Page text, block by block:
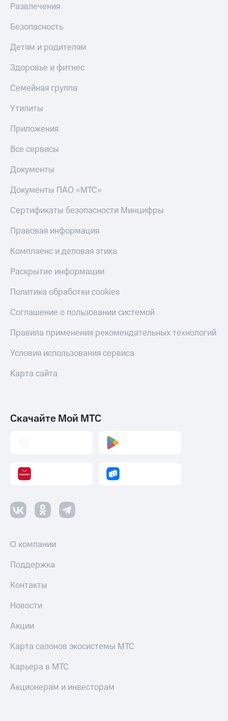
Развлечения
Безопасность
Детям и родителям
Здоровье и фитнес
Семейная группа
Утилиты
Приложения
Все сервисы
Документы
Документы ПАО «МТС»
Сертификаты безопасности Минцифры
Правовая информация
Комплаенс и деловая этика
Раскрытие информации
Политика обработки cookies
Соглашение о пользовании системой
Правила применения рекомендательных технологий
Условия использования сервиса
Карта сайта
Скачайте Мой МТС
О компании
Поддержка
Контакты
Новости
Акции
Карта салонов экосистемы МТС
Карьера в МТС
Акционерам и инвесторам